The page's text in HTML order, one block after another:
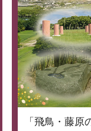
「飛鳥・藤